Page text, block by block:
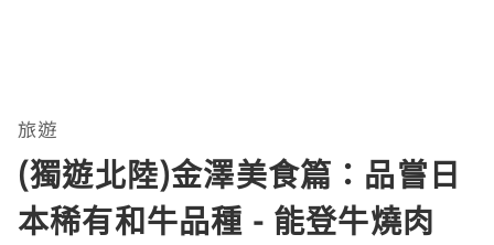
旅遊
(獨遊北陸)金澤美食篇：品嘗日
本稀有和牛品種 - 能登牛燒肉